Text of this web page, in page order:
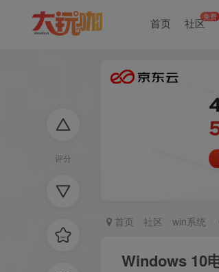
首页 社区免费
评分
首页 社区 win系统
Windows 10